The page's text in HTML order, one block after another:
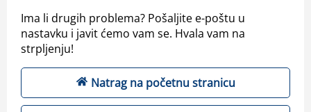
Ima li drugih problema? Pošaljite e-poštu u
nastavku i javit ćemo vam se. Hvala vam na
strpljenju!
Natrag na početnu stranicu